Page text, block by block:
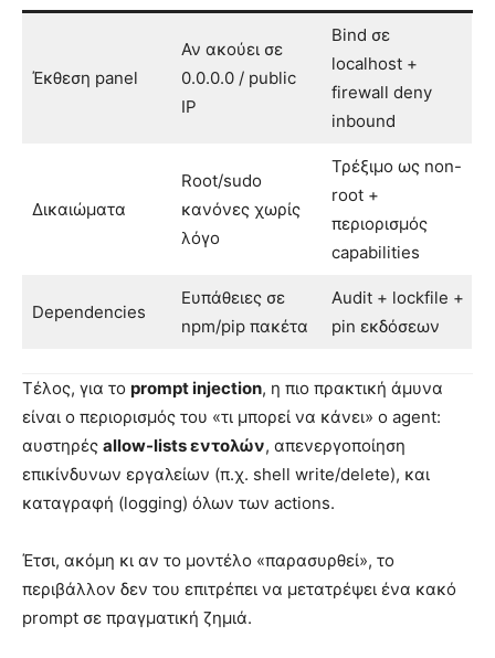
Έκθεση panel
Αν ακούει σε
0.0.0.0 / public
IP
Bind σε
localhost +
firewall deny
inbound
Δικαιώματα
Root/sudo
κανόνες χωρίς
λόγο
Τρέξιμο ως non-
root +
περιορισμός
capabilities
Dependencies
Ευπάθειες σε
npm/pip πακέτα
Audit + lockfile +
pin εκδόσεων
Τέλος, για το prompt injection, η πιο πρακτική άμυνα
είναι ο περιορισμός του «τι μπορεί να κάνει» ο agent:
αυστηρές allow-lists εντολών, απενεργοποίηση
επικίνδυνων εργαλείων (π.χ. shell write/delete), και
καταγραφή (logging) όλων των actions.
Έτσι, ακόμη κι αν το μοντέλο «παρασυρθεί», το
περιβάλλον δεν του επιτρέπει να μετατρέψει ένα κακό
prompt σε πραγματική ζημιά.